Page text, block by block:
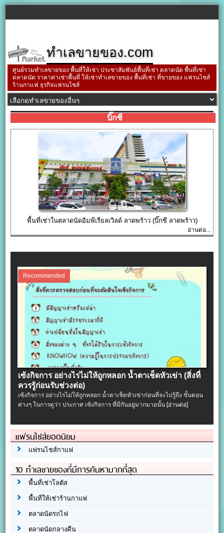
ทำเลขายของ.com
ศูนย์รวมทำเลขายของ พื้นที่ให้เช่า ประชาสัมพันธ์พื้นที่เช่า ตลาดนัด พื้นที่เช่า
ตลาดนัด ราคาค่าเช่าพื้นที่ ให้เช่าทำเลขายของ พื้นที่เช่า ที่ขายของ แฟรนไชส์
ร้านกาแฟ ธุรกิจแฟรนไชส์
บิ๊กซี
พื้นที่เช่าในตลาดนัดอิมพีเรียลเวิลด์ ลาดพร้าว (บิ๊กซี ลาดพร้าว)
อ่านต่อ...
Recommended
เซ้งกิจการ อย่างไรไม่ให้ถูกหลอก น้ำตาเช็ดหัวเข่า (สิ่งที่
ควรรู้ก่อนรับช่วงต่อ)
เซ้งกิจการ อย่างไรไม่ให้ถูกหลอก น้ำตาเช็ดหัวเข่าก่อนที่จะไปรู้ถึง ขั้นตอน
ต่างๆ ในการดูว่า ประกาศ เซ้งกิจการ ที่มีกันอยู่มากมายนั้น[อ่านต่อ]
แฟรนไชส์ยอดนิยม
แฟรนไชส์กาแฟ
10 ทำเลขายของที่มีการค้นหามากที่สุด
พื้นที่เช่าโลตัส
พื้นที่ให้เช่าร้านกาแฟ
ตลาดนัดรถไฟ
ตลาดนัดกลางคืน